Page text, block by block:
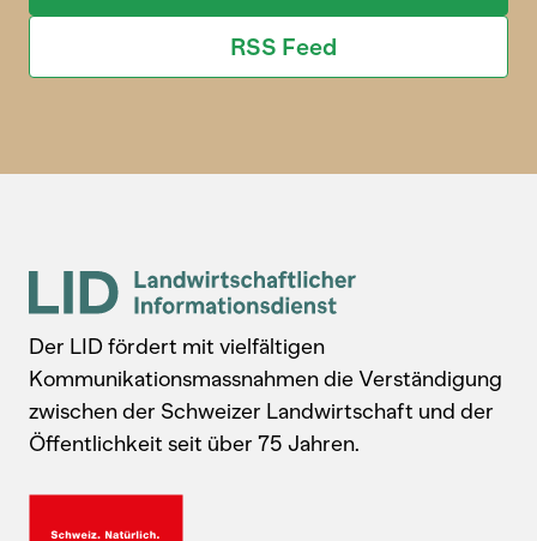
RSS Feed
Der LID fördert mit vielfältigen
Kommunikationsmassnahmen die Verständigung
zwischen der Schweizer Landwirtschaft und der
Öffentlichkeit seit über 75 Jahren.